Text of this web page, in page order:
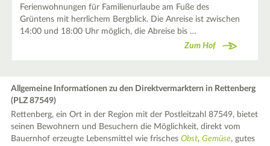
Ferienwohnungen für Familienurlaube am Fuße des
Grüntens mit herrlichem Bergblick. Die Anreise ist zwischen
14:00 und 18:00 Uhr möglich, die Abreise bis …
Zum Hof
Allgemeine Informationen zu den Direktvermarktern in Rettenberg
(PLZ 87549)
Rettenberg, ein Ort in der Region mit der Postleitzahl 87549, bietet
seinen Bewohnern und Besuchern die Möglichkeit, direkt vom
Bauernhof erzeugte Lebensmittel wie frischesObst,Gemüse, gutes